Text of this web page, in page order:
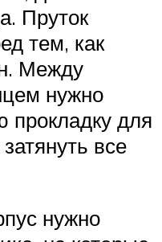
Пруток
тем, как
Между
нужно
прокладку для
все
нужно